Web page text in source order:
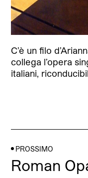
C’è un filo
collega l’opera
italiani,
PROSSIMO
Roman